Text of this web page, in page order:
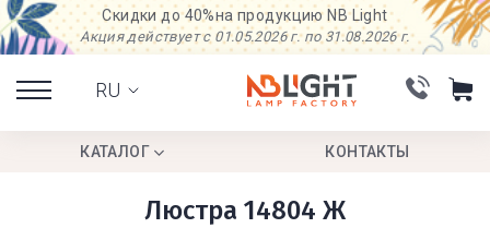
Скидки до 40%на продукцию NB Light
Акция действует с 01.05.2026 г. по 31.08.2026 г.
RU
КАТАЛОГ КОНТАКТЫ
Люстра 14804 Ж